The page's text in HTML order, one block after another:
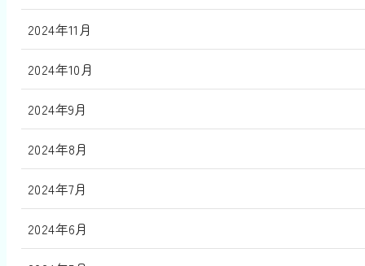
2024年11月
2024年10月
2024年9月
2024年8月
2024年7月
2024年6月